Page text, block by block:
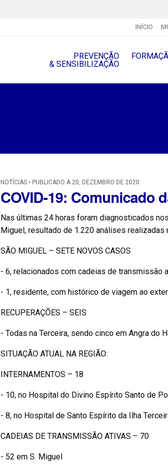
INÍCIO
PREVENÇÃO
& SENSIBILIZAÇÃO
NOTÍCIAS • PUBLICADO A 20, DEZEMBRO DE 2020
COVID-19: Comunicado
Nas últimas 24 horas foram diagnosticados
Miguel, resultado de 1.220 análises
SÃO MIGUEL – SETE NOVOS CASOS
- 6, relacionados com cadeias de transmissão
- 1, residente, com histórico de viagem ao
RECUPERAÇÕES – SEIS
- Todas na Terceira, sendo cinco em Angra do
SITUAÇÃO ATUAL NA REGIÃO:
INTERNAMENTOS – 18
- 10, no Hospital do Divino Espírito Santo de
- 8, no Hospital de Santo Espírito da Ilha
CADEIAS DE TRANSMISSÃO ATIVAS – 70
- 52 em S. Miguel